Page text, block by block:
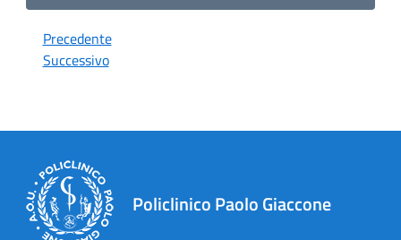
Precedente
Successivo
Policlinico Paolo Giaccone